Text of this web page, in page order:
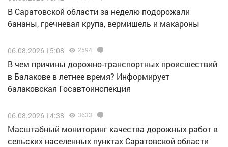
В Саратовской области за неделю подорожали
бананы, гречневая крупа, вермишель и макароны
06.08.2026 15:08 2594
В чем причины дорожно-транспортных происшествий
в Балакове в летнее время? Информирует
балаковская Госавтоинспекция
06.08.2026 14:38 3633
Масштабный мониторинг качества дорожных работ в
сельских населенных пунктах Саратовской области